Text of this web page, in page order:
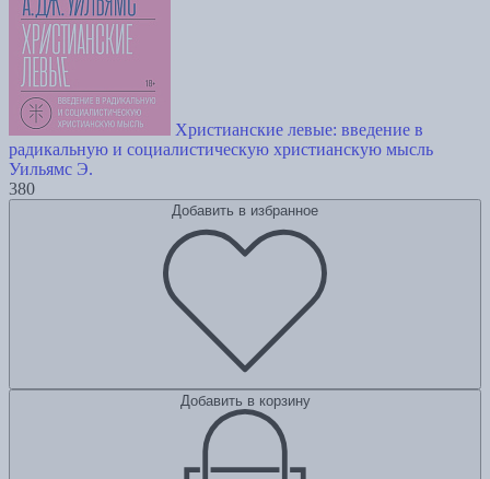
Христианские левые: введение в
радикальную и социалистическую христианскую мысль
Уильямс Э.
380
Добавить в избранное
Добавить в корзину